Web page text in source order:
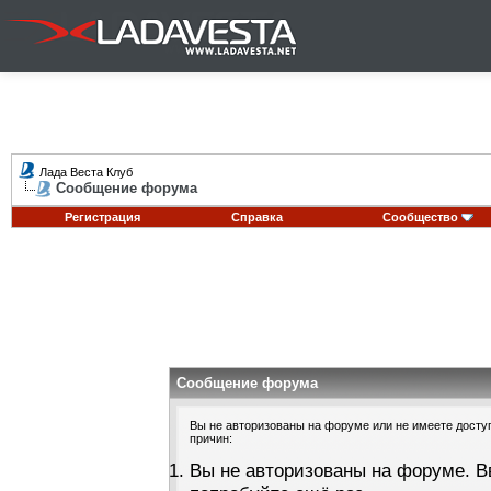
Лада Веста Клуб
Сообщение форума
Регистрация Справка Сообщество
Сообщение форума
Вы не авторизованы на форуме или не имеете
причин:
Вы не авторизованы на форуме.